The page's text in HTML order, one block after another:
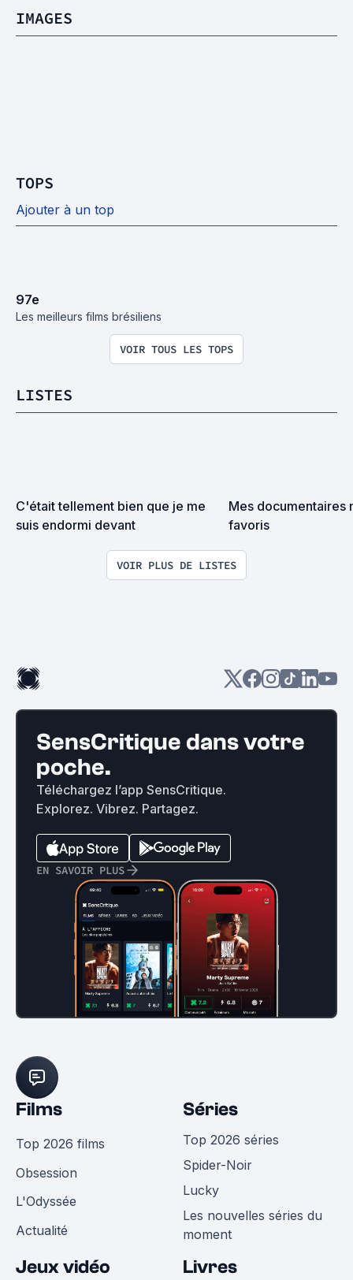
IMAGES
TOPS
Ajouter à un top
97e
Les meilleurs films brésiliens
VOIR TOUS LES TOPS
LISTES
C'était tellement bien que je me
suis endormi devant
Mes documentaires
favoris
VOIR PLUS DE LISTES
SensCritique dans votre
poche.
Téléchargez l’app SensCritique.
Explorez. Vibrez. Partagez.
EN SAVOIR PLUS
Films
Top 2026 films
Obsession
L'Odyssée
Actualité
Séries
Top 2026 séries
Spider-Noir
Lucky
Les nouvelles séries du
moment
Jeux vidéo Livres